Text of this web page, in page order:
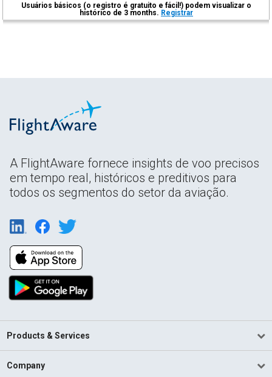
Usuários básicos (o registro é gratuito e fácil!) podem visualizar o
histórico de 3 months. Registrar
A FlightAware fornece insights de voo precisos
em tempo real, históricos e preditivos para
todos os segmentos do setor da aviação.
Products & Services
Company